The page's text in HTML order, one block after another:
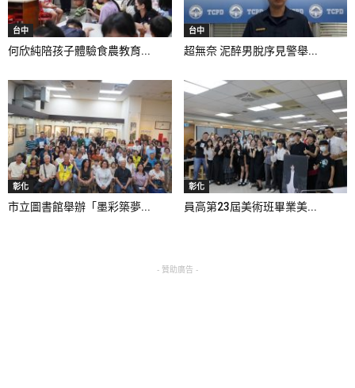
台中
何欣純陪孩子體驗食農教育...
台中
超無奈 泥醉男脫序見警舉...
彰化
市立圖書館舉辦「墨彩築夢...
彰化
員高第23屆美術班畢業美...
- 贊助廣告 -